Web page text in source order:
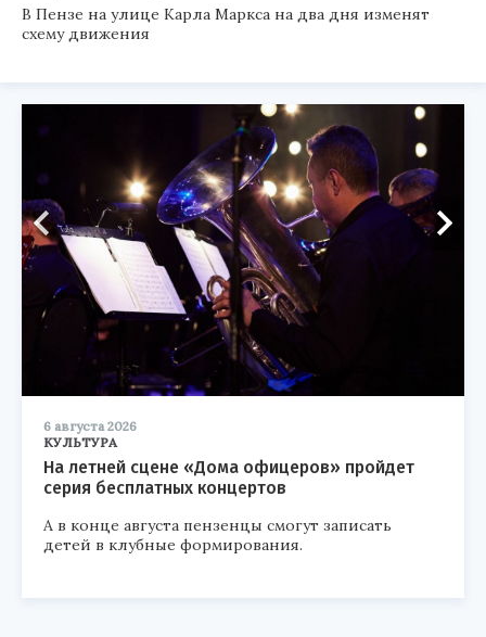
В Пензе на улице Карла Маркса на два дня изменят
схему движения
6 августа 2026
КУЛЬТУРА
На летней сцене «Дома офицеров» пройдет
серия бесплатных концертов
А в конце августа пензенцы смогут записать
детей в клубные формирования.